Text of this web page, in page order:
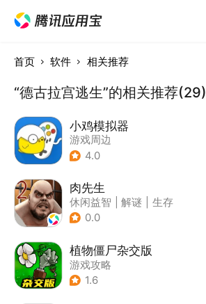
首页 软件 相关推荐
“德古拉宫逃生”的相关推荐(29)
小鸡模拟器
游戏周边
4.0
肉先生
休闲益智 解谜
生存
| 卡通
0.0
植物僵尸杂交版
游戏攻略
1.6